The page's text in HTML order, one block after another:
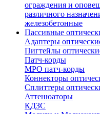
ограждения и
различного
железобетонные
Пассивные
Адаптеры
Пигтейлы
Патч-корды
MPO патч-корды
Коннекторы
Сплиттеры
Аттенюаторы
КДЗС